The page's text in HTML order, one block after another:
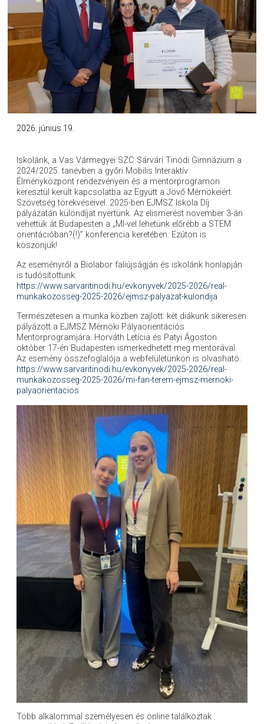
Iskolánk, a Vas Vármegyei SZC Sárvári Tinódi Gimnázium a
2024/2025. tanévben a győri Mobilis Interaktív
Élményközpont rendezvényein és a mentorprogramon
keresztül került kapcsolatba az Együtt a Jövő Mérnökeiért
Szövetség törekvéseivel. 2025-ben EJMSZ Iskola Díj
pályázatán különdíjat nyertünk. Az elismerést november 3-án
vehettük át Budapesten a „MI-vel lehetünk előrébb a STEM
orientációban?(!)” konferencia keretében. Ezúton is
köszönjük!
Az eseményről a Biolabor faliújságján és iskolánk honlapján
is tudósítottunk:
https://www.sarvaritinodi.hu/evkonyvek/2025-2026/real-
munkakozosseg-2025-2026/ejmsz-palyazat-kulondija
Természetesen a munka közben zajlott: két diákunk sikeresen
pályázott a EJMSZ Mérnöki Pályaorientációs
Mentorprogramjára. Horváth Letícia és Patyi Ágoston
október 17-én Budapesten ismerkedhetett meg mentorával.
Az esemény összefoglalója a webfelületünkön is olvasható:
https://www.sarvaritinodi.hu/evkonyvek/2025-2026/real-
munkakozosseg-2025-2026/mi-fan-terem-ejmsz-mernoki-
palyaorientacios
Több alkalommal személyesen és online találkoztak
2026. június 19.